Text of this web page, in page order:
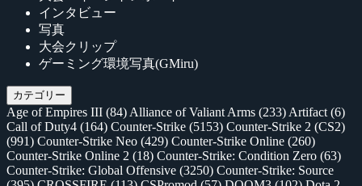
インタビュー
写真
大会クリップ
ゲーミング環境写真(GMiru)
カテゴリー
Age of Empires III (84) Alliance of Valiant Arms (233) Artifact (6)
Call of Duty4 (164) Counter-Strike (5153) Counter-Strike 2 (CS2)
(991) Counter-Strike Neo (429) Counter-Strike Online (260)
Counter-Strike Online 2 (18) Counter-Strike: Condition Zero (63)
Counter-Strike: Global Offensive (3250) Counter-Strike: Source